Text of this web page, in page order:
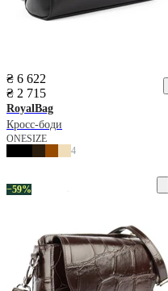
₴ 6 622
₴ 2 715
RoyalBag
Кросс-боди
ONESIZE
4
−59%